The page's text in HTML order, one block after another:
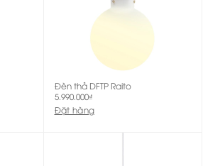
Đèn thả DFTP Raito
5.990.000₫
Đặt hàng